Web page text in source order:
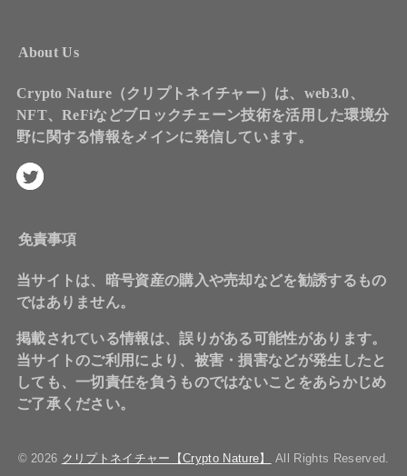
About Us
Crypto Nature（クリプトネイチャー）は、web3.0、
NFT、ReFiなどブロックチェーン技術を活用した環境分
野に関する情報をメインに発信しています。
免責事項
当サイトは、暗号資産の購入や売却などを勧誘するもの
ではありません。
掲載されている情報は、誤りがある可能性があります。
当サイトのご利用により、被害・損害などが発生したと
しても、一切責任を負うものではないことをあらかじめ
ご了承ください。
© 2026 クリプトネイチャー【Crypto Nature】 All Rights Reserved.